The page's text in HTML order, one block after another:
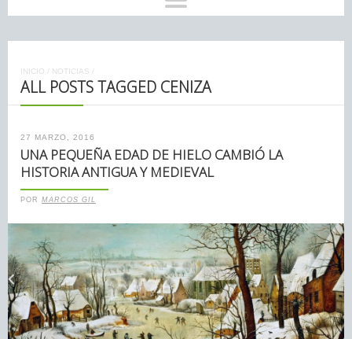
INICIO / NOTICIAS /
ALL POSTS TAGGED CENIZA
27 MARZO, 2016
UNA PEQUEÑA EDAD DE HIELO CAMBIÓ LA
HISTORIA ANTIGUA Y MEDIEVAL
POR MARCOS GIL